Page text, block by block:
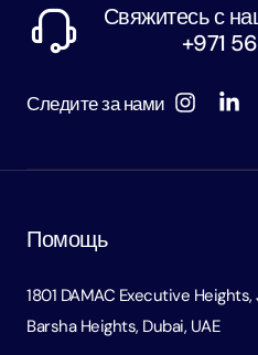
Свяжитесь с
+971
Следите за нами
Помощь
1801 DAMAC Executive
Barsha Heights, Dubai, UAE